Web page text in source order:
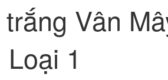
Vân
1